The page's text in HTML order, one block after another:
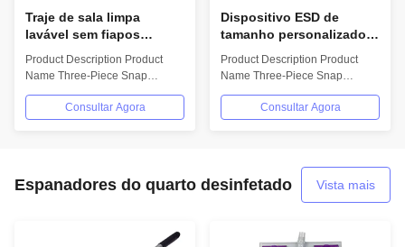
Traje de sala limpa
lavável sem fiapos
para as indústrias
farmacêutica e eletrônica
Product Description Product
Name Three-Piece Snap
Cleanroom Suit Model H-1117
Material 99%...Consultar Agora
Dispositivo ESD de
tamanho personalizado
superfície 10e6-10e9
Ohm para traje de sala
limpa classe 100/classe
1000
Product Description Product
Name Three-Piece Snap
Cleanroom Suit Model H-1117
Material 99%...Consultar Agora
Espanadores do quarto desinfetado Vista mais